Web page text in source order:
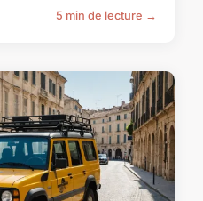
5 min de lecture →